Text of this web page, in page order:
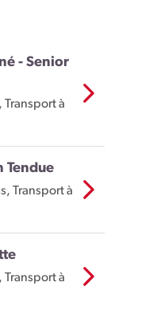
- Senior
Transport à
Tendue
Transport à
Transport à